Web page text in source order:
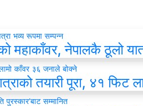
नेपालकै ठूलो
तयारी पूरा, ४१ फिट